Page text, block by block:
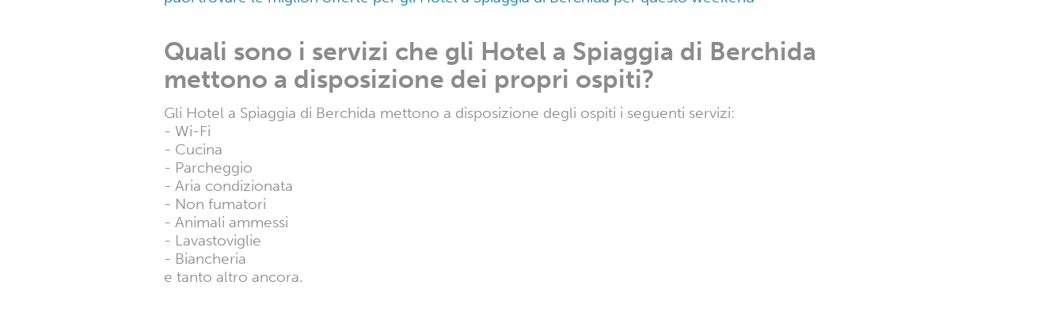
Quando è il periodo migliore per soggiornare presso gli Hotel
a Spiaggia di Berchida?
In realtà ogni periodo è buono per soggiornare in Hotel a Spiaggia di Berchida.
Qui un link dove potrai
trovare le migliori offerte per tutti gli Hotel a Spiaggia di Berchida
Quanto costa soggiornare in Hotel a Spiaggia di Berchida
questo weekend?
Le tariffe degli Hotel a Spiaggia di Berchida variano in base alle date, all'occupazione e ad altri fattori.
puoi trovare le migliori offerte per gli Hotel a Spiaggia di Berchida per questo weekend